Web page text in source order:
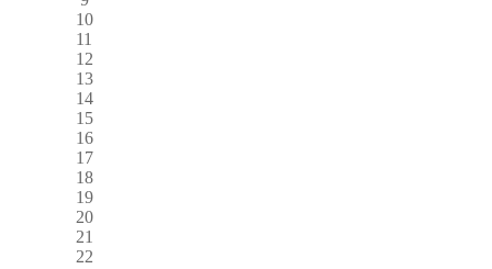
10
11
12
13
14
15
16
17
18
19
20
21
22